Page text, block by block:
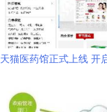
天猫医药馆正式上线 开